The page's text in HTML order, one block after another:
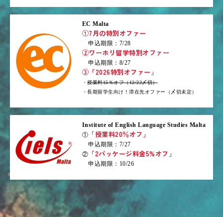
EC Malta
①7月の特別オファー
申込期限：7/28
②ワーホリ留学特別オファー
申込期限：8/27
③「2026特別オファー」
・授業料15％オフ（12/22〆切）
・長期留学生向け！滞在先オファー（〆切未定）
Institute of English Language Studies Malta
① 「授業料20％オフ」
申込期限：7/27
② 「2パッケージ料金5%オフ」
申込期限：10/26